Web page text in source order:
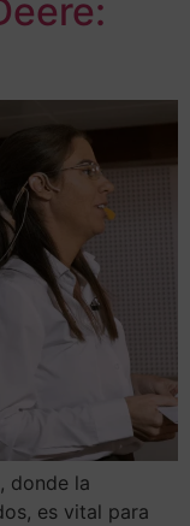
donde la
es vital para